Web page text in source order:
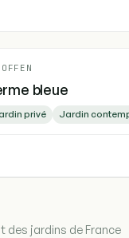
bleue
privé Jardin
des jardins de France